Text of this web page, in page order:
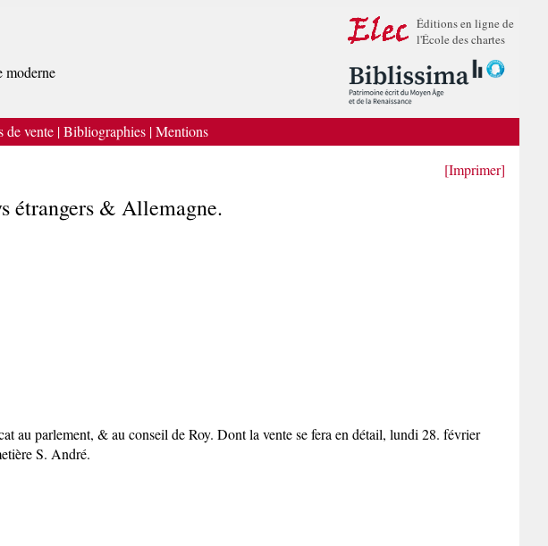
moderne
Éditions en ligne de
l'École des chartes
de vente |Bibliographies |Mentions
[Imprimer]
étrangers & Allemagne.
au parlement, & au conseil de Roy. Dont la vente se fera en détail, lundi 28. février
S. André.